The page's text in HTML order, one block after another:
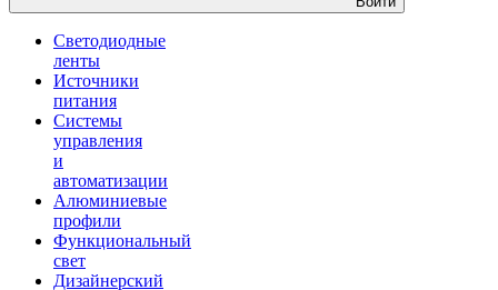
Светодиодные
ленты
Источники
питания
Системы
управления
и
автоматизации
Алюминиевые
профили
Функциональный
свет
Дизайнерский